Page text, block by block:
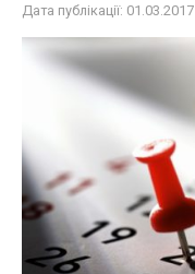
Дата публікації: 01.03.2017